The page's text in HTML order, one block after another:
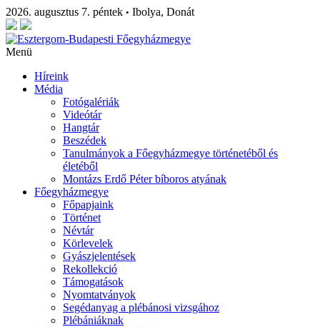
2026. augusztus 7. péntek • Ibolya, Donát
Menü
Híreink
Média
Fotógalériák
Videótár
Hangtár
Beszédek
Tanulmányok a Főegyházmegye történetéből és
életéből
Montázs Erdő Péter bíboros atyának
Főegyházmegye
Főpapjaink
Történet
Névtár
Körlevelek
Gyászjelentések
Rekollekció
Támogatások
Nyomtatványok
Segédanyag a plébánosi vizsgához
Plébániáknak